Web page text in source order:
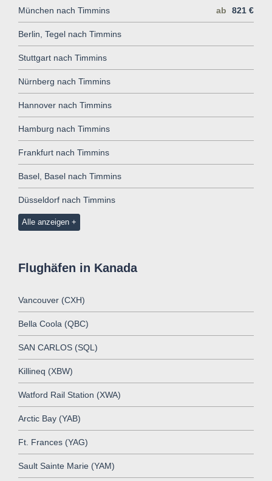
München nach Timmins ab 821 €
Berlin, Tegel nach Timmins
Stuttgart nach Timmins
Nürnberg nach Timmins
Hannover nach Timmins
Hamburg nach Timmins
Frankfurt nach Timmins
Basel, Basel nach Timmins
Düsseldorf nach Timmins
Alle anzeigen
Flughäfen in Kanada
Vancouver (CXH)
Bella Coola (QBC)
SAN CARLOS (SQL)
Killineq (XBW)
Watford Rail Station (XWA)
Arctic Bay (YAB)
Ft. Frances (YAG)
Sault Sainte Marie (YAM)